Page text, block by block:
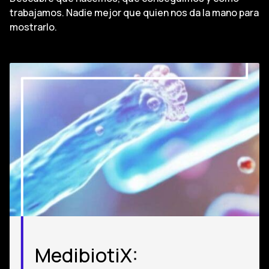
trabajamos. Nadie mejor que quien nos da la mano para
mostrarlo.
MedibiotiX: